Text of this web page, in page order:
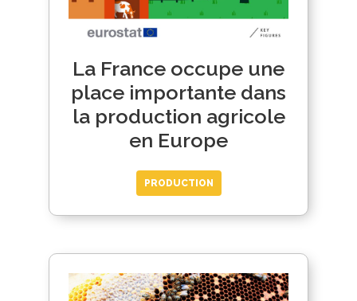
La France occupe une
place importante dans
la production agricole
en Europe
PRODUCTION